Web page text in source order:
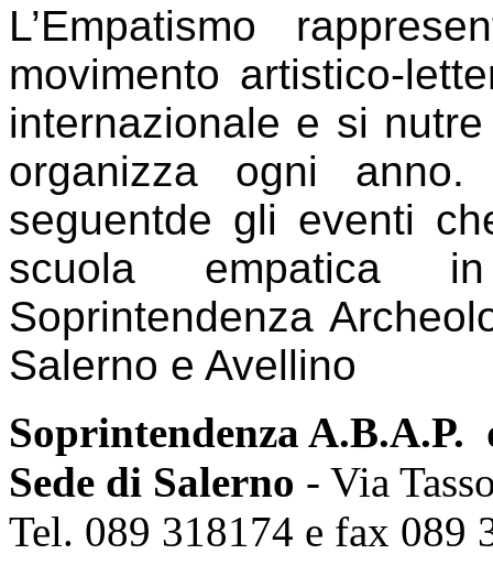
L’Empatismo
movimento artistico-
internazionale e si
organizza ogni anno.
seguentde gli eventi
scuola empatica
Soprintendenza
Salerno e Avellino
Soprintendenza A.B.A.P.
Sede di Salerno - Via
Tel. 089 318174 e fax 089